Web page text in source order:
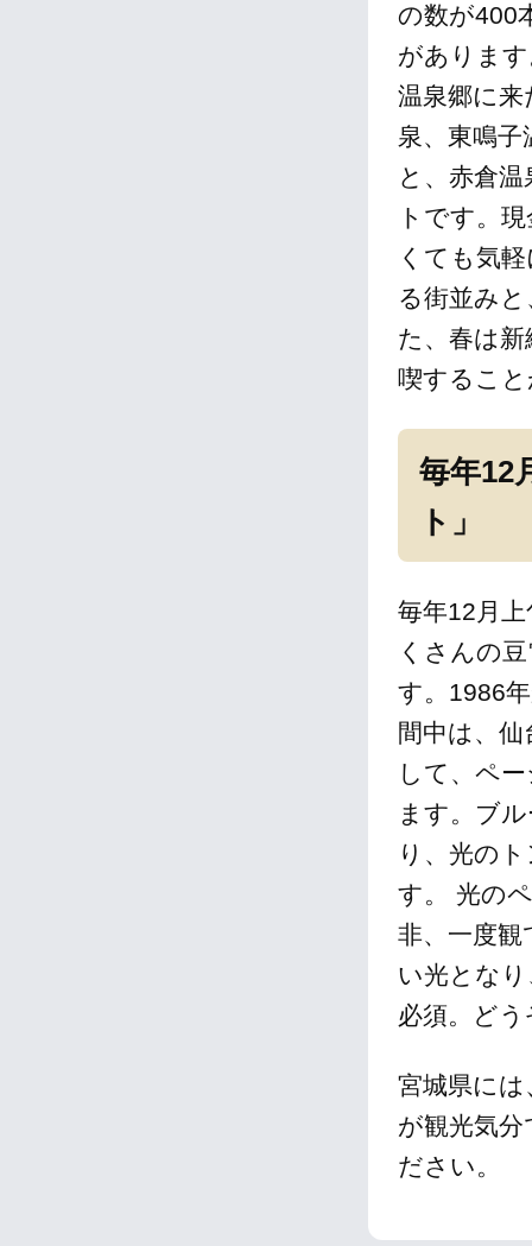
の数が400
がありま
温泉郷に
泉、東鳴子
と、赤倉
トです。
くても気
る街並み
た、春は
喫するこ
毎年12
ト」
毎年12月
くさんの
す。1986
間中は、
して、ペ
ます。ブ
り、光の
す。 光の
非、一度
い光とな
必須。ど
宮城県に
が観光気
ださい。